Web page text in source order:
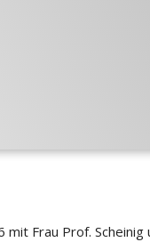
Frau Prof. Scheinig